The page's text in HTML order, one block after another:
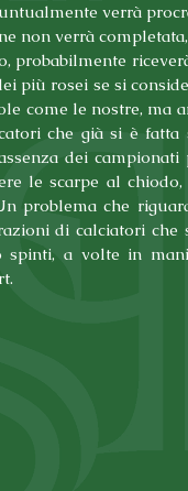
verrà
non verrà
probabilmente
più rosei se si
come le nostre, ma
che già si è
dei
le scarpe al
problema che
di calciatori che
a volte in